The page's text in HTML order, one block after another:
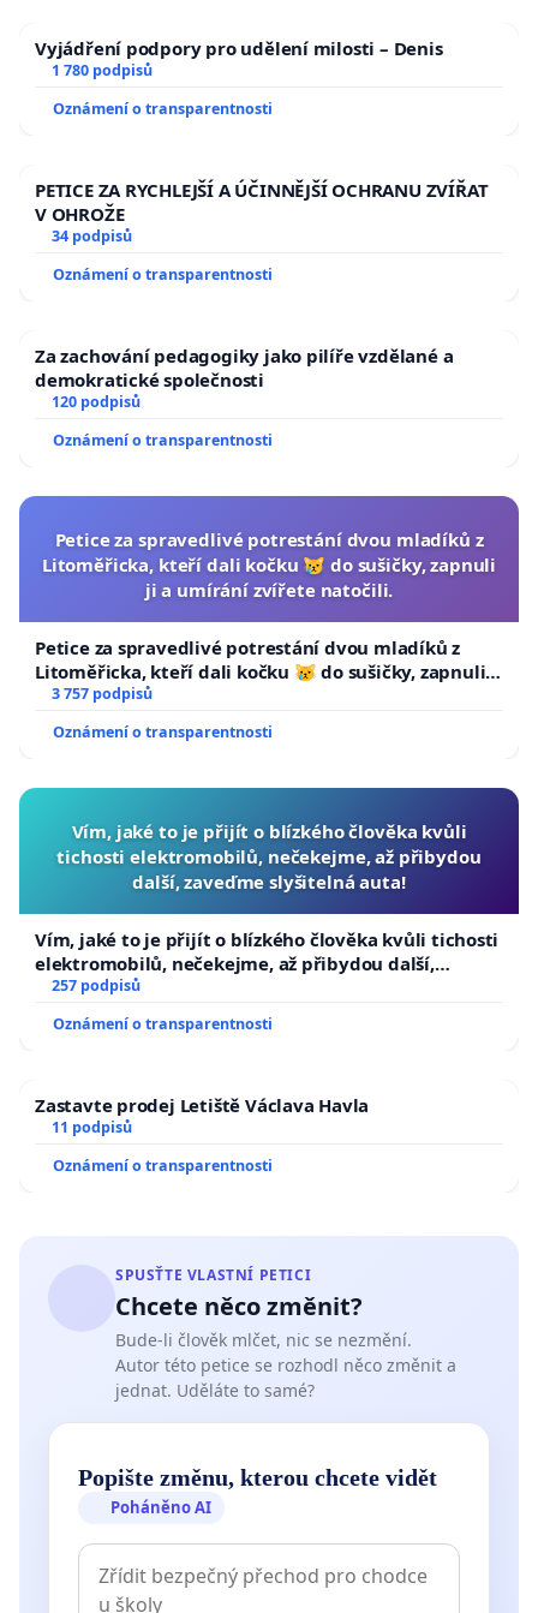
Vyjádření podpory pro udělení milosti – Denis
1 780 podpisů
Oznámení o transparentnosti
PETICE ZA RYCHLEJŠÍ A ÚČINNĚJŠÍ OCHRANU ZVÍŘAT
V OHROŽE
34 podpisů
Oznámení o transparentnosti
Za zachování pedagogiky jako pilíře vzdělané a
demokratické společnosti
120 podpisů
Oznámení o transparentnosti
Petice za spravedlivé potrestání dvou mladíků z
Litoměřicka, kteří dali kočku 😿 do sušičky, zapnuli
ji a umírání zvířete natočili.
Petice za spravedlivé potrestání dvou mladíků z
Litoměřicka, kteří dali kočku 😿 do sušičky, zapnuli ji
a umírání zvířete natočili.
3 757 podpisů
Oznámení o transparentnosti
Vím, jaké to je přijít o blízkého člověka kvůli
tichosti elektromobilů, nečekejme, až přibydou
další, zaveďme slyšitelná auta!
Vím, jaké to je přijít o blízkého člověka kvůli tichosti
elektromobilů, nečekejme, až přibydou další,
zaveďme slyšitelná auta!
257 podpisů
Oznámení o transparentnosti
Zastavte prodej Letiště Václava Havla
11 podpisů
Oznámení o transparentnosti
SPUSŤTE VLASTNÍ PETICI
Chcete něco změnit?
Bude-li člověk mlčet, nic se nezmění.
Autor této petice se rozhodl něco změnit a
jednat. Uděláte to samé?
Popište změnu, kterou chcete vidět
Poháněno AI